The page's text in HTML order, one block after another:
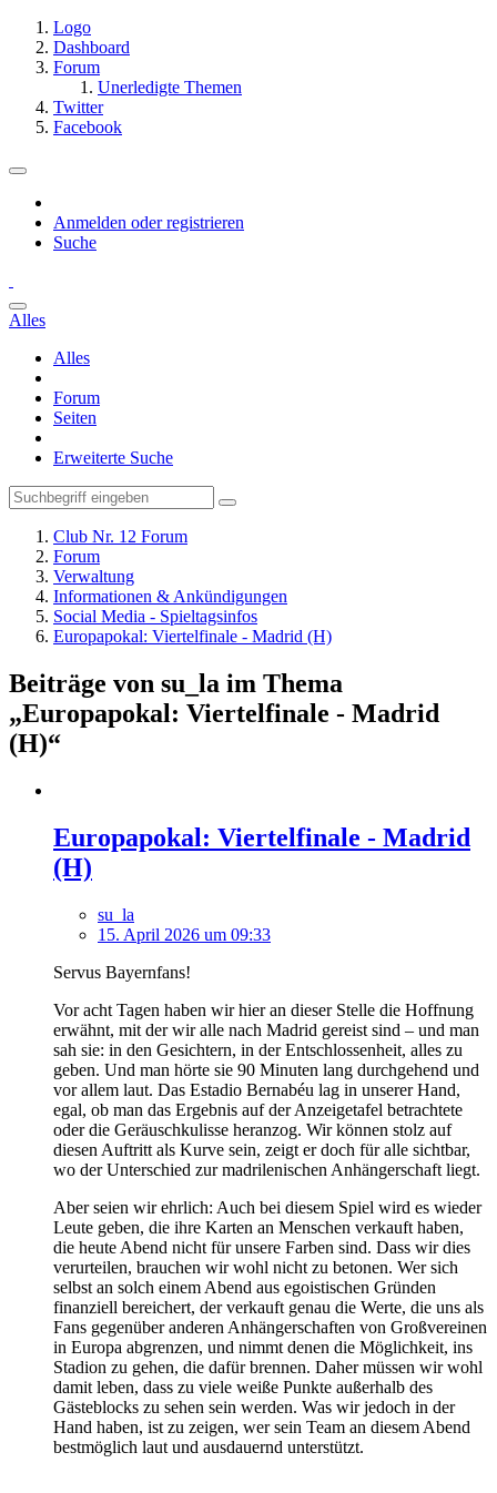
Logo
Dashboard
Forum
Unerledigte Themen
Twitter
Facebook
Anmelden oder registrieren
Suche
Alles
Alles
Forum
Seiten
Erweiterte Suche
Club Nr. 12 Forum
Forum
Verwaltung
Informationen & Ankündigungen
Social Media - Spieltagsinfos
Europapokal: Viertelfinale - Madrid (H)
Beiträge von su_la im Thema
„Europapokal: Viertelfinale - Madrid
(H)“
Europapokal: Viertelfinale - Madrid
(H)
su_la
15. April 2026 um 09:33
Servus Bayernfans!
Vor acht Tagen haben wir hier an dieser Stelle die Hoffnung
erwähnt, mit der wir alle nach Madrid gereist sind – und man
sah sie: in den Gesichtern, in der Entschlossenheit, alles zu
geben. Und man hörte sie 90 Minuten lang durchgehend und
vor allem laut. Das Estadio Bernabéu lag in unserer Hand,
egal, ob man das Ergebnis auf der Anzeigetafel betrachtete
oder die Geräuschkulisse heranzog. Wir können stolz auf
diesen Auftritt als Kurve sein, zeigt er doch für alle sichtbar,
wo der Unterschied zur madrilenischen Anhängerschaft liegt.
Aber seien wir ehrlich: Auch bei diesem Spiel wird es wieder
Leute geben, die ihre Karten an Menschen verkauft haben,
die heute Abend nicht für unsere Farben sind. Dass wir dies
verurteilen, brauchen wir wohl nicht zu betonen. Wer sich
selbst an solch einem Abend aus egoistischen Gründen
finanziell bereichert, der verkauft genau die Werte, die uns als
Fans gegenüber anderen Anhängerschaften von Großvereinen
in Europa abgrenzen, und nimmt denen die Möglichkeit, ins
Stadion zu gehen, die dafür brennen. Daher müssen wir wohl
damit leben, dass zu viele weiße Punkte außerhalb des
Gästeblocks zu sehen sein werden. Was wir jedoch in der
Hand haben, ist zu zeigen, wer sein Team an diesem Abend
bestmöglich laut und ausdauernd unterstützt.